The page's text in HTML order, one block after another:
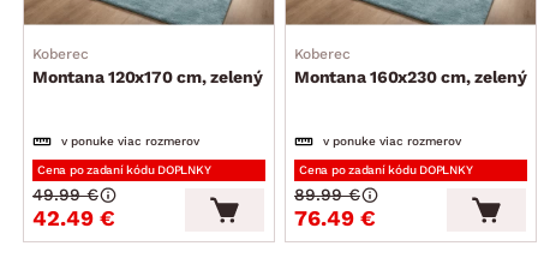
Koberec
Montana 120x170 cm, zelený
v ponuke viac rozmerov
Cena po zadaní kódu DOPLNKY
42.49 €
49.99 €
Koberec
Montana 160x230 cm, zelený
v ponuke viac rozmerov
Cena po zadaní kódu DOPLNKY
76.49 €
89.99 €